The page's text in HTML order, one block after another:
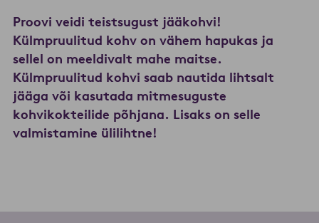
Proovi veidi teistsugust jääkohvi!
Külmpruulitud kohv on vähem hapukas ja
sellel on meeldivalt mahe maitse.
Külmpruulitud kohvi saab nautida lihtsalt
jääga või kasutada mitmesuguste
kohvikokteilide põhjana. Lisaks on selle
valmistamine ülilihtne!